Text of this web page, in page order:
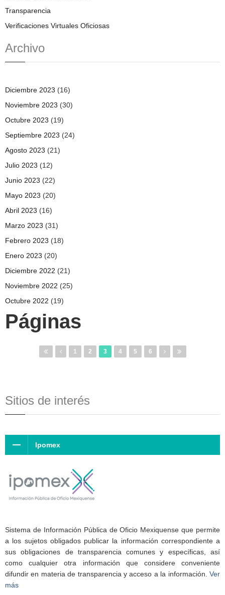
Transparencia
Verificaciones Virtuales Oficiosas
Archivo
Diciembre 2023 (16)
Noviembre 2023 (30)
Octubre 2023 (19)
Septiembre 2023 (24)
Agosto 2023 (21)
Julio 2023 (12)
Junio 2023 (22)
Mayo 2023 (20)
Abril 2023 (16)
Marzo 2023 (31)
Febrero 2023 (18)
Enero 2023 (20)
Diciembre 2022 (21)
Noviembre 2022 (25)
Octubre 2022 (19)
Páginas
1 2 3 4 5 6
Sitios de interés
Ipomex
Sistema de Información Pública de Oficio Mexiquense que permite
a los sujetos obligados publicar la información correspondiente a
sus obligaciones de transparencia comunes y específicas, así
como cualquier otra información que considere conveniente
difundir en materia de transparencia y acceso a la información. Ver
más